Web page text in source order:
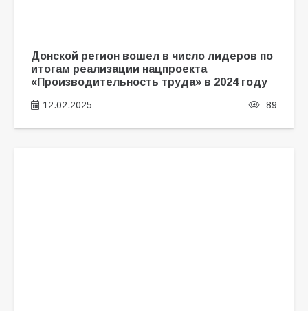
Донской регион вошел в число лидеров по
итогам реализации нацпроекта
«Производительность труда» в 2024 году
12.02.2025 89